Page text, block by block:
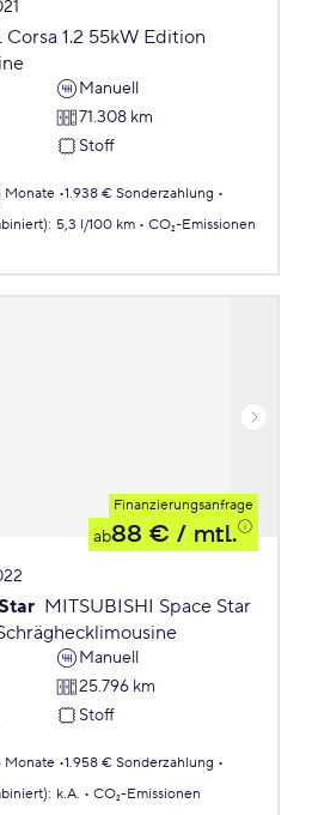
Corsa 1.2 55kW Edition
Manuell
71.308 km
Stoff
Monate 1.938 € Sonderzahlung
: 5,3 l/100 km
CO₂-Emissionen
Finanzierungsanfrage
ab88 € / mtl.
MITSUBISHI Space Star
Manuell
25.796 km
Stoff
Monate 1.958 € Sonderzahlung
: k.A.
CO₂-Emissionen